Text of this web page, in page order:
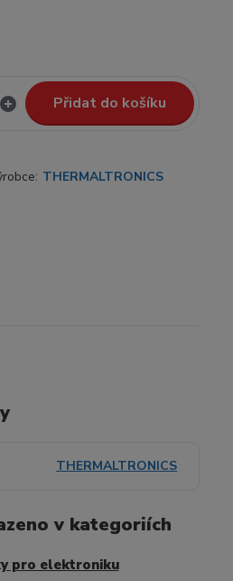
Přidat do košíku
THERMALTRONICS
THERMALTRONICS
v kategoriích
pro elektroniku